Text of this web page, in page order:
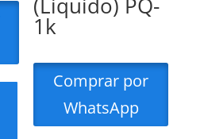
(Liquido) PQ-
1k
Comprar por
WhatsApp